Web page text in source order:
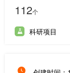
112个
科研项目